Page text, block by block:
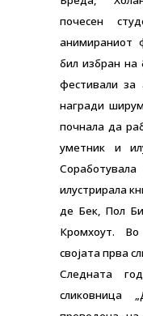
почесен
анимираниот
бил избран на
фестивали за
награди
почнала да
уметник и
илустрирала
де Бек, Пол
Кромхоут.
својата прва
Следната
сликовница